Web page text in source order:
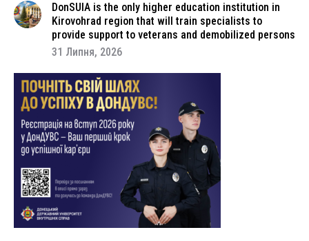
DonSUIA is the only higher education institution in
Kirovohrad region that will train specialists to
provide support to veterans and demobilized persons
31 Липня, 2026